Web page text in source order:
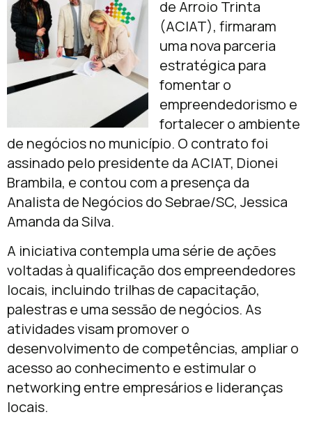
de Arroio Trinta
(ACIAT), firmaram
uma nova parceria
estratégica para
fomentar o
empreendedorismo e
fortalecer o ambiente
de negócios no município. O contrato foi
assinado pelo presidente da ACIAT, Dionei
Brambila, e contou com a presença da
Analista de Negócios do Sebrae/SC, Jessica
Amanda da Silva.
A iniciativa contempla uma série de ações
voltadas à qualificação dos empreendedores
locais, incluindo trilhas de capacitação,
palestras e uma sessão de negócios. As
atividades visam promover o
desenvolvimento de competências, ampliar o
acesso ao conhecimento e estimular o
networking entre empresários e lideranças
locais.